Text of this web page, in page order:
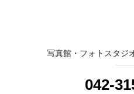
写真館・フォトスタジ
042-